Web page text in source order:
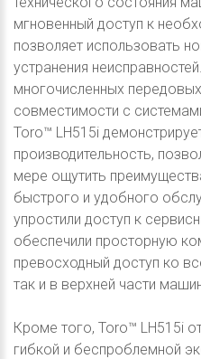
мгновенный доступ к
позволяет использовать
устранения
многочисленных
совместимости с
Toro™ LH515i
производительность,
мере ощутить
быстрого и удобного
упростили доступ к
обеспечили просторную
превосходный доступ ко
так и в верхней части
Кроме того, Toro™ LH515i
гибкой и беспроблемной